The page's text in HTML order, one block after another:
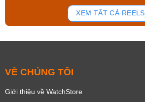
159
XEM TẤT CẢ REELS
VỀ CHÚNG TÔI
Giới thiệu về WatchStore